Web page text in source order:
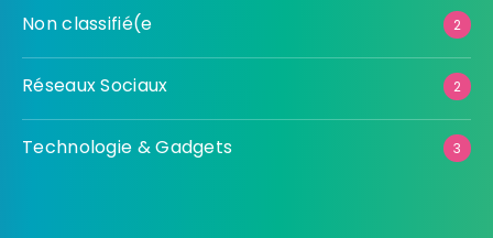
Non classifié(e 2
Réseaux Sociaux 2
Technologie & Gadgets 3